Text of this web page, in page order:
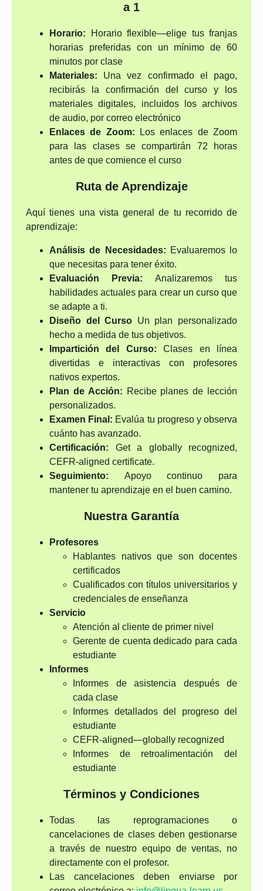
a 1
Horario: Horario flexible—elige tus franjas
horarias preferidas con un mínimo de 60
minutos por clase
Materiales: Una vez confirmado el pago,
recibirás la confirmación del curso y los
materiales digitales, incluidos los archivos
de audio, por correo electrónico
Enlaces de Zoom: Los enlaces de Zoom
para las clases se compartirán 72 horas
antes de que comience el curso
Ruta de Aprendizaje
Aquí tienes una vista general de tu recorrido de
aprendizaje:
Análisis de Necesidades: Evaluaremos lo
que necesitas para tener éxito.
Evaluación Previa: Analizaremos tus
habilidades actuales para crear un curso que
se adapte a ti.
Diseño del Curso Un plan personalizado
hecho a medida de tus objetivos.
Impartición del Curso: Clases en línea
divertidas e interactivas con profesores
nativos expertos.
Plan de Acción: Recibe planes de lección
personalizados.
Examen Final: Evalúa tu progreso y observa
cuánto has avanzado.
Certificación: Get a globally recognized,
CEFR-aligned certificate.
Seguimiento: Apoyo continuo para
mantener tu aprendizaje en el buen camino.
Nuestra Garantía
Profesores
Hablantes nativos que son docentes
certificados
Cualificados con títulos universitarios y
credenciales de enseñanza
Servicio
Atención al cliente de primer nivel
Gerente de cuenta dedicado para cada
estudiante
Informes
Informes de asistencia después de
cada clase
Informes detallados del progreso del
estudiante
CEFR-aligned—globally recognized
Informes de retroalimentación del
estudiante
Términos y Condiciones
Todas las reprogramaciones o
cancelaciones de clases deben gestionarse
a través de nuestro equipo de ventas, no
directamente con el profesor.
Las cancelaciones deben enviarse por